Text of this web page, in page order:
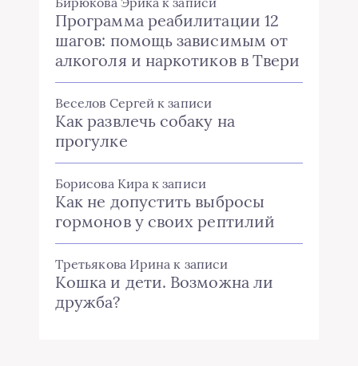
Программа реабилитации 12
шагов: помощь зависимым от
алкоголя и наркотиков в Твери
Веселов Сергей к записи
Как развлечь собаку на
прогулке
Борисова Кира к записи
Как не допустить выбросы
гормонов у своих рептилий
Третьякова Ирина к записи
Кошка и дети. Возможна ли
дружба?